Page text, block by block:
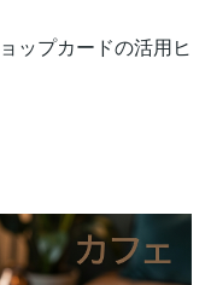
ップカードの活用ヒ